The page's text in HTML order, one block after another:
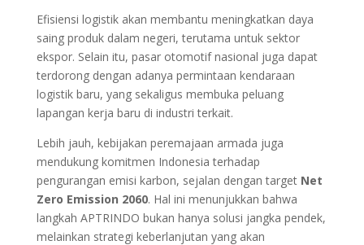
Efisiensi logistik akan membantu meningkatkan daya
saing produk dalam negeri, terutama untuk sektor
ekspor. Selain itu, pasar otomotif nasional juga dapat
terdorong dengan adanya permintaan kendaraan
logistik baru, yang sekaligus membuka peluang
lapangan kerja baru di industri terkait.
Lebih jauh, kebijakan peremajaan armada juga
mendukung komitmen Indonesia terhadap
pengurangan emisi karbon, sejalan dengan target Net
Zero Emission 2060. Hal ini menunjukkan bahwa
langkah APTRINDO bukan hanya solusi jangka pendek,
melainkan strategi keberlanjutan yang akan